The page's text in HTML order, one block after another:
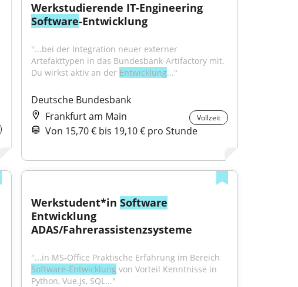
Werkstudierende IT-Engineering
Software-Entwicklung
"...bei der Integration neuer externer
Artefakttypen in das Bundesbank-Artifactory mit.
Du wirkst aktiv an der Entwicklung..."
Deutsche Bundesbank
Frankfurt am Main
Vollzeit
Von 15,70 € bis 19,10 € pro Stunde
Werkstudent*in Software
Entwicklung
ADAS/Fahrerassistenzsysteme
Software-Entwicklung von Vorteil Kenntnisse in
Python, Vue.js, SQL..."